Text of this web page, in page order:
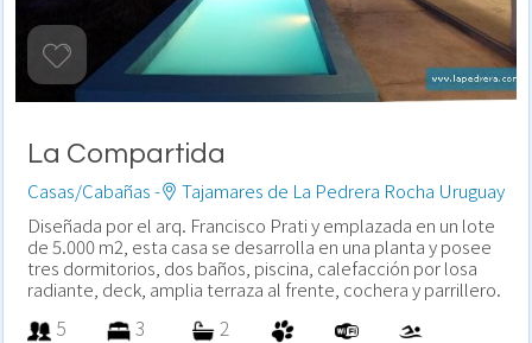
La Compartida
Casas/Cabañas -
Tajamares de La Pedrera Rocha Uruguay
Diseñada por el arq. Francisco Prati y emplazada en un lote
de 5.000 m2, esta casa se desarrolla en una planta y posee
tres dormitorios, dos baños, piscina, calefacción por losa
radiante, deck, amplia terraza al frente, cochera y parrillero.
5 3 2